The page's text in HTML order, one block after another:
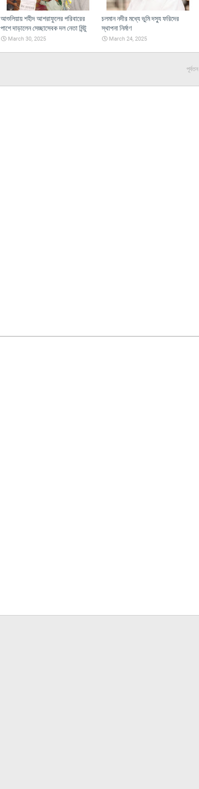
আশুলিয়ায় শহীদ আশরাফুলের পরিবারের
পাশে দাড়ালেন সেচ্ছাসেবক দল নেতা মিন্টু
March 30, 2025
চলমান নদীর মধ্যে ভুমি দস্যু ফরিদের
স্থাপনা নির্মাণ
March 24, 2025
পূর্বতন